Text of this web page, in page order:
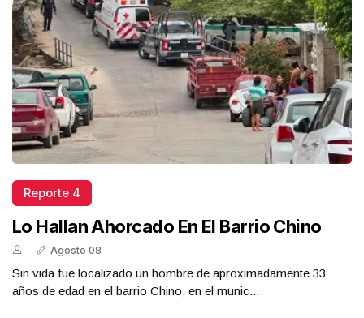
Reporte 4
Lo Hallan Ahorcado En El Barrio Chino
Agosto 08
Sin vida fue localizado un hombre de aproximadamente 33
años de edad en el barrio Chino, en el munic...